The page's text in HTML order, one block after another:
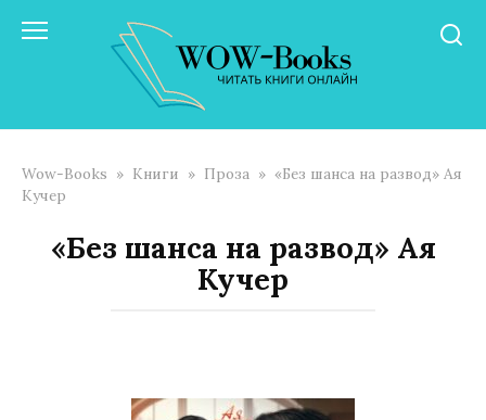
Wow-Books » Книги » Проза » «Без шанса на развод» Ая
Кучер
«Без шанса на развод» Ая
Кучер